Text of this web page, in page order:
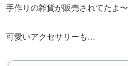
手作りの雑貨が販売されてたよ〜
可愛いアクセサリーも…